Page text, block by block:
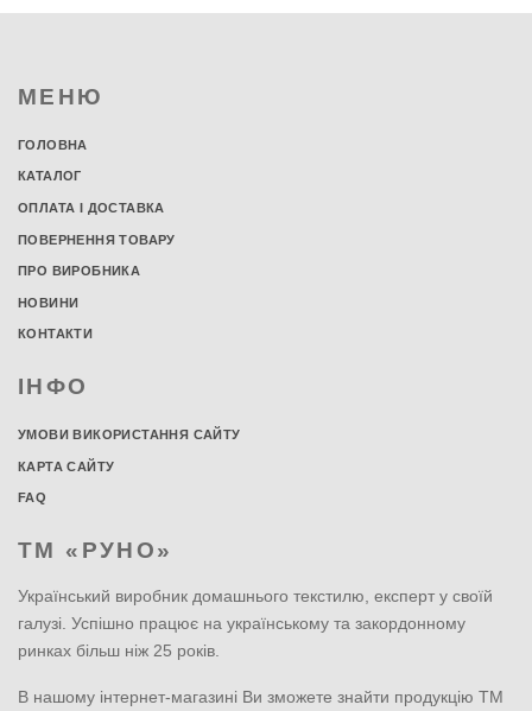
МЕНЮ
ГОЛОВНА
КАТАЛОГ
ОПЛАТА І ДОСТАВКА
ПОВЕРНЕННЯ ТОВАРУ
ПРО ВИРОБНИКА
НОВИНИ
КОНТАКТИ
ІНФО
УМОВИ ВИКОРИСТАННЯ САЙТУ
КАРТА САЙТУ
FAQ
ТМ «РУНО»
Український виробник домашнього текстилю, експерт у своїй
галузі. Успішно працює на українському та закордонному
ринках більш ніж 25 років.
В нашому інтернет-магазині Ви зможете знайти продукцію ТМ